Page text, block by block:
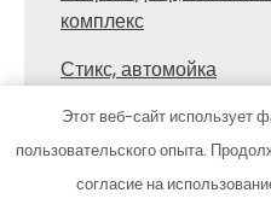
комплекс
Стикс, автомойка
Стихия, банный клуб
Этот веб-сайт
пользовательского опыта.
согласие на